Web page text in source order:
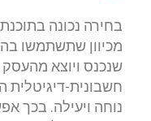
בחירה נכונה
מכיוון שתשתמשו
שנכנס ויוצא
חשבונית-דיגיטלית
נוחה ויעילה. בכך